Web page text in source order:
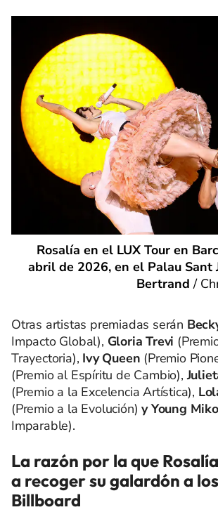
Rosalía en el LUX Tour en
abril de 2026, en el Palau Sant
Bertrand /
Otras artistas premiadas serán
Impacto Global), Gloria Trevi
Trayectoria), Ivy Queen (Premio
(Premio al Espíritu de Cambio),
(Premio a la Excelencia Artística),
(Premio a la Evolución)y Young Miko
Imparable).
La razón por la que
a recoger su galardón a
Billboard